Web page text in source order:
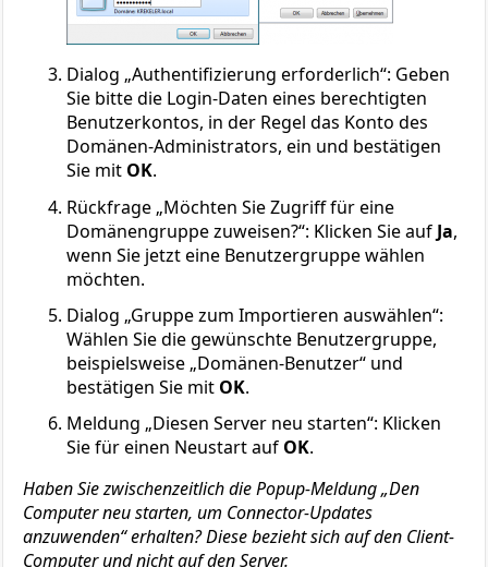
Dialog „Authentifizierung erforderlich“: Geben
Sie bitte die Login-Daten eines berechtigten
Benutzerkontos, in der Regel das Konto des
Domänen-Administrators, ein und bestätigen
Sie mit OK.
Rückfrage „Möchten Sie Zugriff für eine
Domänengruppe zuweisen?“: Klicken Sie auf Ja,
wenn Sie jetzt eine Benutzergruppe wählen
möchten.
Dialog „Gruppe zum Importieren auswählen“:
Wählen Sie die gewünschte Benutzergruppe,
beispielsweise „Domänen-Benutzer“ und
bestätigen Sie mit OK.
Meldung „Diesen Server neu starten“: Klicken
Sie für einen Neustart auf OK.
Haben Sie zwischenzeitlich die Popup-Meldung „Den
Computer neu starten, um Connector-Updates
anzuwenden“ erhalten? Diese bezieht sich auf den Client-
Computer und nicht auf den Server.